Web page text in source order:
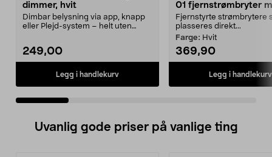
dimmer, hvit
Dimbar belysning via app, knapp
eller Plejd-system – helt uten
249,00
Legg i handlekurv
01 fjernstrømbryter
Bluetooth
Fjernstyrte strømbrytere
plasseres direkt...
Farge: Hvit
369,90
Legg i handlekurv
Uvanlig gode priser på vanlige ting